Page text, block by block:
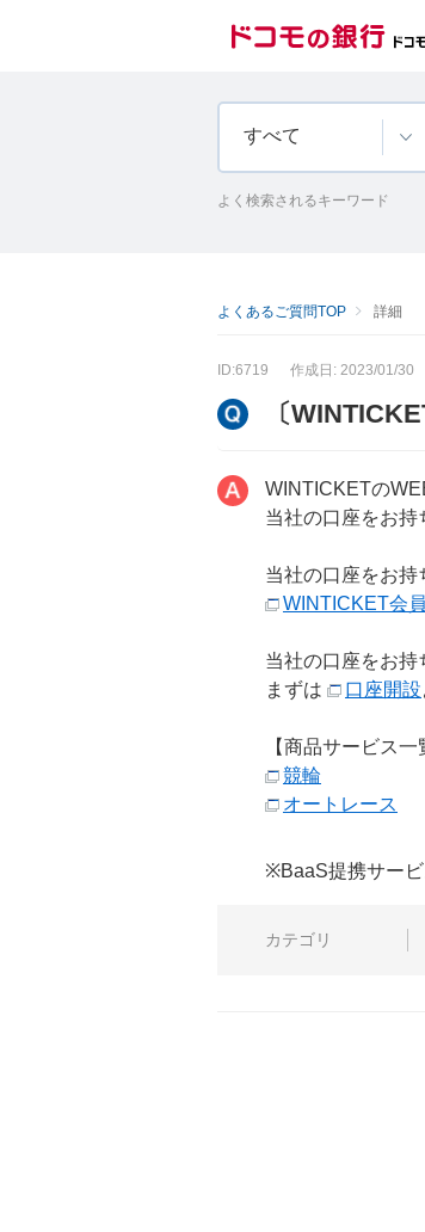
すべて
よく検索されるキーワード
よくあるご質問TOP 詳細
ID:6719 作成日: 2023/01/30
〔
WINTICKETの
当社の口座をお持
当社の口座をお持
WINTICKET会
当社の口座をお持
まずは
口座開設
【商品サービス一
競輪
オートレース
※BaaS提携サー
カテゴリ